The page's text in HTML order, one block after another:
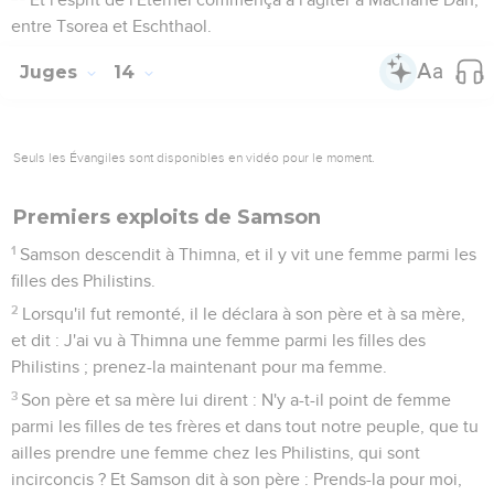
entre Tsorea et Eschthaol.
Juges 14
Seuls les Évangiles sont disponibles en vidéo pour le moment.
Premiers exploits de Samson
1 Samson descendit à Thimna, et il y vit une femme parmi les
filles des Philistins.
2 Lorsqu'il fut remonté, il le déclara à son père et à sa mère,
et dit : J'ai vu à Thimna une femme parmi les filles des
Philistins ; prenez-la maintenant pour ma femme.
3 Son père et sa mère lui dirent : N'y a-t-il point de femme
parmi les filles de tes frères et dans tout notre peuple, que tu
ailles prendre une femme chez les Philistins, qui sont
incirconcis ? Et Samson dit à son père : Prends-la pour moi,